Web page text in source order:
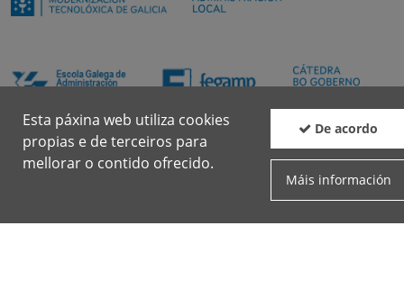
Esta páxina web utiliza cookies
propias e de terceiros para
mellorar o contido ofrecido.
De acordo
Máis información